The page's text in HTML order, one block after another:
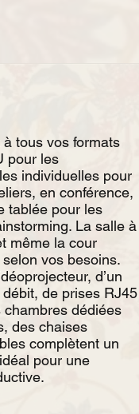
tous vos formats
pour les
individuelles pour
en conférence,
tablée pour les
La salle à
même la cour
vos besoins.
d’un
de prises RJ45
dédiées
des chaises
complètent un
pour une